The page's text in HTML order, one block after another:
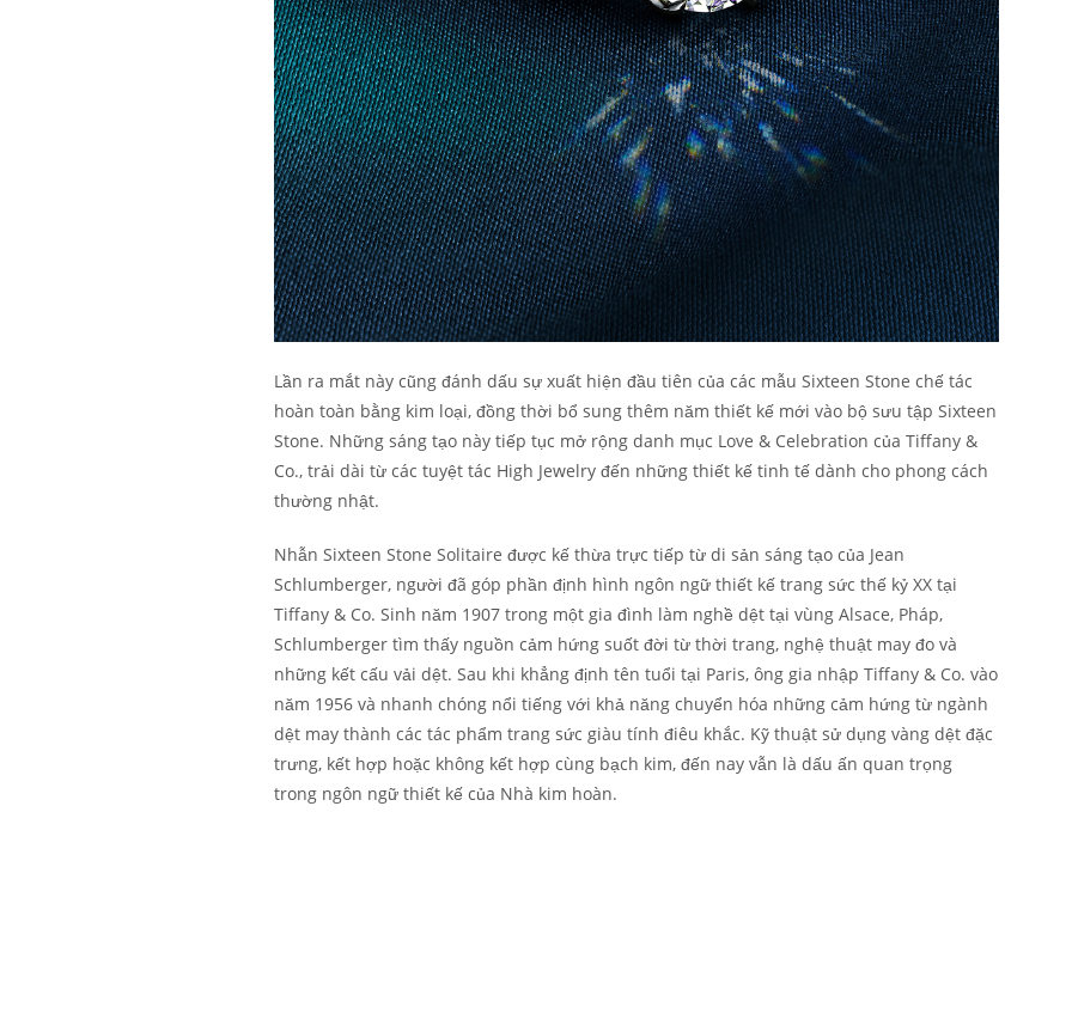
Lần ra mắt này cũng đánh dấu sự xuất hiện đầu tiên của các mẫu Sixteen Stone chế tác
hoàn toàn bằng kim loại, đồng thời bổ sung thêm năm thiết kế mới vào bộ sưu tập Sixteen
Stone. Những sáng tạo này tiếp tục mở rộng danh mục Love & Celebration của Tiffany &
Co., trải dài từ các tuyệt tác High Jewelry đến những thiết kế tinh tế dành cho phong cách
thường nhật.
Nhẫn Sixteen Stone Solitaire được kế thừa trực tiếp từ di sản sáng tạo của Jean
Schlumberger, người đã góp phần định hình ngôn ngữ thiết kế trang sức thế kỷ XX tại
Tiffany & Co. Sinh năm 1907 trong một gia đình làm nghề dệt tại vùng Alsace, Pháp,
Schlumberger tìm thấy nguồn cảm hứng suốt đời từ thời trang, nghệ thuật may đo và
những kết cấu vải dệt. Sau khi khẳng định tên tuổi tại Paris, ông gia nhập Tiffany & Co. vào
năm 1956 và nhanh chóng nổi tiếng với khả năng chuyển hóa những cảm hứng từ ngành
dệt may thành các tác phẩm trang sức giàu tính điêu khắc. Kỹ thuật sử dụng vàng dệt đặc
trưng, kết hợp hoặc không kết hợp cùng bạch kim, đến nay vẫn là dấu ấn quan trọng
trong ngôn ngữ thiết kế của Nhà kim hoàn.